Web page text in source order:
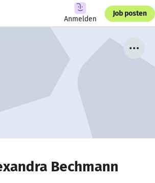
Anmelden
Job posten
Bechmann